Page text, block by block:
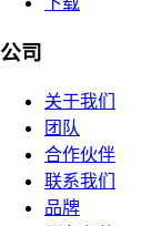
公司
关于我们
团队
合作伙伴
联系我们
品牌